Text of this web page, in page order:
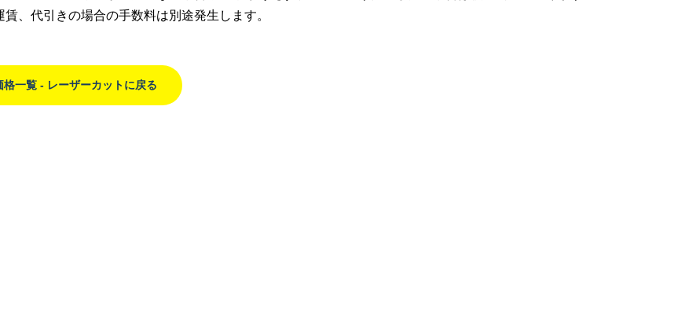
、代引きの場合の手数料は別途発生します。
格一覧 - レーザーカットに戻る